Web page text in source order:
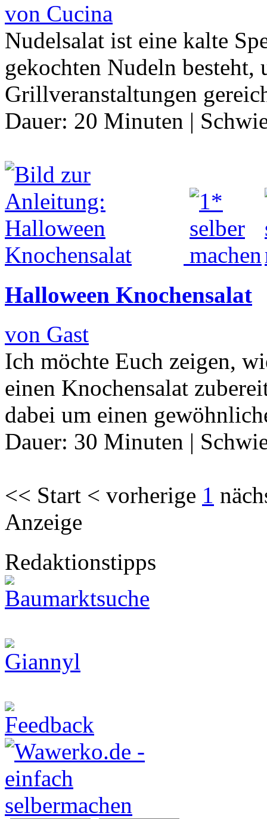
von Cucina
Nudelsalat ist eine kalte
gekochten Nudeln
Grillveranstaltungen
Dauer: 20 Minuten |
Halloween Knochensalat
von Gast
Ich möchte Euch zeigen,
einen Knochensalat
dabei um einen
Dauer: 30 Minuten |
<< Start < vorherige 1
Anzeige
Redaktionstipps